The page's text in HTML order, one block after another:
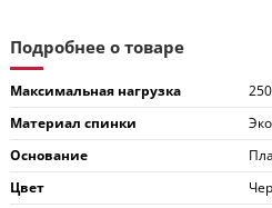
Подробнее о товаре
Максимальная нагрузка
Материал спинки
Основание
Цвет